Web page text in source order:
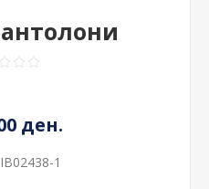
ден.
1